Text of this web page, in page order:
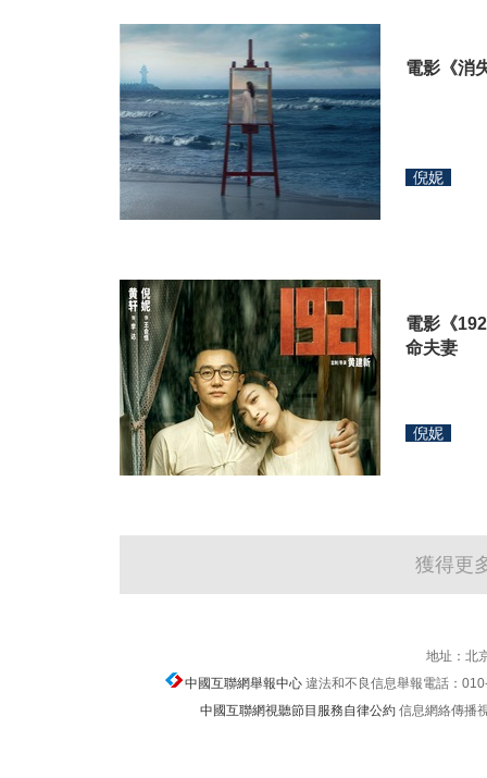
電影《消
倪妮
電影《
命夫妻
倪妮
獲得更
地址：北
中國互聯網舉報中心違法和不良信息舉報電話：
中國互聯網視聽節目服務自律公約信息網絡傳播